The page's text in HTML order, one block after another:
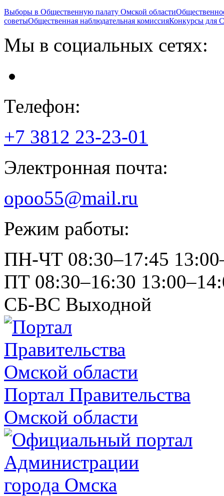
Выборы в Общественную палату Омской области
советыОбщественная наблюдательная комиссияКонкурсы
Мы в социальных сетях:
Телефон:
+7 3812 23-23-01
Электронная почта:
opoo55@mail.ru
Режим работы:
ПН-ЧТ 08:30–17:45
ПТ 08:30–16:30
СБ-ВС Выходной
Портал Правительства
Омской области